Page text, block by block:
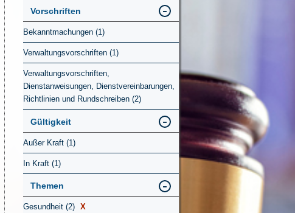
Vorschriften
Bekanntmachungen (1)
Verwaltungsvorschriften (1)
Verwaltungsvorschriften,
Dienstanweisungen, Dienstvereinbarungen,
Richtlinien und Rundschreiben (2)
Gültigkeit
Außer Kraft (1)
In Kraft (1)
Themen
Gesundheit (2) X